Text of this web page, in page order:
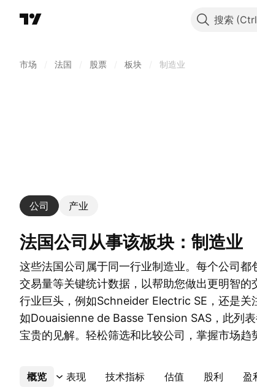
搜索
市场 法国 股票 板块 制造业
公司 产业
法国公司从事该板块：制造业
这些法国公司属于同一行业制造业。每个公司都
交易量等关键统计数据，以帮助您做出更明智的
行业巨头，例如Schneider Electric SE，还是关
如Douaisienne de Basse Tension SAS，此列
宝贵的见解。轻松筛选和比较公司，掌握市场趋
概览 表现 技术指标 估值 股利 盈
更多